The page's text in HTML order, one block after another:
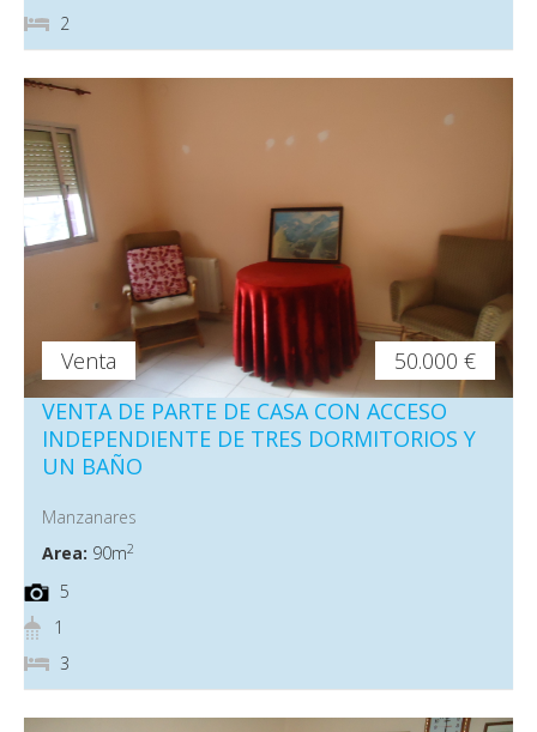
2
Venta
50.000 €
VENTA DE PARTE DE CASA CON ACCESO
INDEPENDIENTE DE TRES DORMITORIOS Y
UN BAÑO
Manzanares
Area: 90m2
5
1
3